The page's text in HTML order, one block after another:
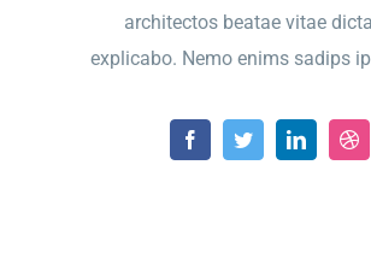
architectos beatae vitae
explicabo. Nemo enims sadips